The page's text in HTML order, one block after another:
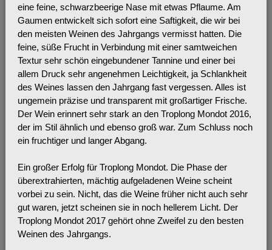
eine feine, schwarzbeerige Nase mit etwas Pflaume. Am
Gaumen entwickelt sich sofort eine Saftigkeit, die wir bei
den meisten Weinen des Jahrgangs vermisst hatten. Die
feine, süße Frucht in Verbindung mit einer samtweichen
Textur sehr schön eingebundener Tannine und einer bei
allem Druck sehr angenehmen Leichtigkeit, ja Schlankheit
des Weines lassen den Jahrgang fast vergessen. Alles ist
ungemein präzise und transparent mit großartiger Frische.
Der Wein erinnert sehr stark an den Troplong Mondot 2016,
der im Stil ähnlich und ebenso groß war. Zum Schluss noch
ein fruchtiger und langer Abgang.
Ein großer Erfolg für Troplong Mondot. Die Phase der
überextrahierten, mächtig aufgeladenen Weine scheint
vorbei zu sein. Nicht, das die Weine früher nicht auch sehr
gut waren, jetzt scheinen sie in noch hellerem Licht. Der
Troplong Mondot 2017 gehört ohne Zweifel zu den besten
Weinen des Jahrgangs.